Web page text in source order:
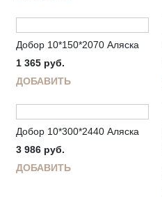
Добор 10*150*2070 Аляска
1 365 руб.
ДОБАВИТЬ
Добор 10*300*2440 Аляска
3 986 руб.
ДОБАВИТЬ